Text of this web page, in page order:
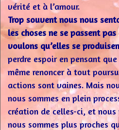
vérité et à l’amour.
Trop souvent nous nous
les choses ne se passent
voulons qu’elles se
perdre espoir en pensant
même renoncer à tout
actions sont vaines. Mais
nous sommes en plein
création de celles-ci, et
nous sommes plus proches